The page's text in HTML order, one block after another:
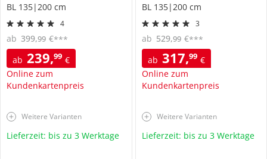
BL 135|200 cm
4
ab 239,99 €
Online zum
Kundenkartenpreis
ab 399,99 €***
Weitere Varianten
Lieferzeit: bis zu 3 Werktage
BL 135|200 cm
3
ab 317,99 €
Online zum
Kundenkartenpreis
ab 529,99 €***
Weitere Varianten
Lieferzeit: bis zu 3 Werktage